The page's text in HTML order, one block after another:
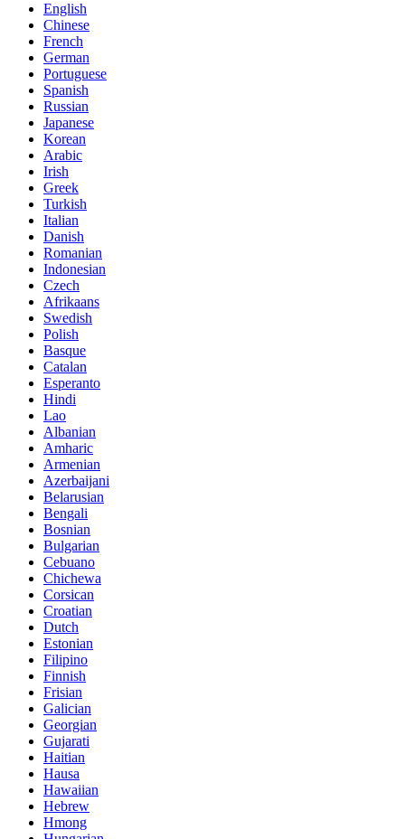
English
Chinese
French
German
Portuguese
Spanish
Russian
Japanese
Korean
Arabic
Irish
Greek
Turkish
Italian
Danish
Romanian
Indonesian
Czech
Afrikaans
Swedish
Polish
Basque
Catalan
Esperanto
Hindi
Lao
Albanian
Amharic
Armenian
Azerbaijani
Belarusian
Bengali
Bosnian
Bulgarian
Cebuano
Chichewa
Corsican
Croatian
Dutch
Estonian
Filipino
Finnish
Frisian
Galician
Georgian
Gujarati
Haitian
Hausa
Hawaiian
Hebrew
Hmong